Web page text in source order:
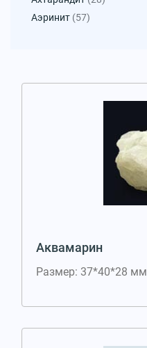
Аэринит (57)
Аквамарин
Размер: 37*40*28 мм